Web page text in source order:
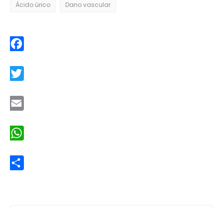
Ácido úrico Dano vascular